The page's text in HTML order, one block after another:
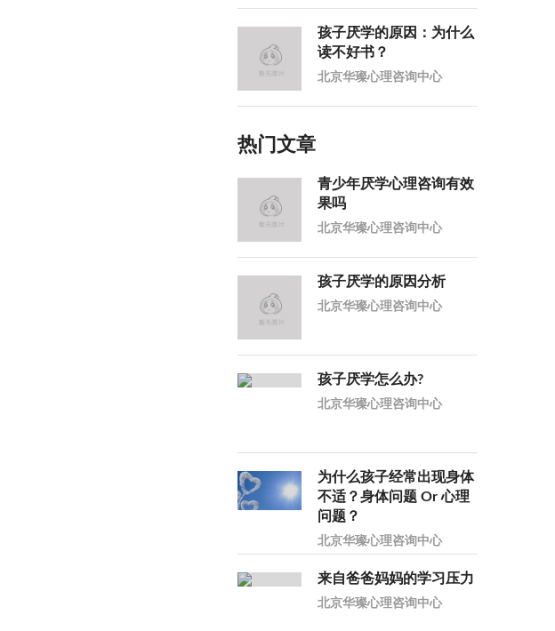
孩子厌学的原因：为什么
读不好书？
北京华璨心理咨询中心
热门文章
青少年厌学心理咨询有效
果吗
北京华璨心理咨询中心
孩子厌学的原因分析
北京华璨心理咨询中心
孩子厌学怎么办?
北京华璨心理咨询中心
为什么孩子经常出现身体
不适？身体问题 Or 心理
问题？
北京华璨心理咨询中心
来自爸爸妈妈的学习压力
北京华璨心理咨询中心